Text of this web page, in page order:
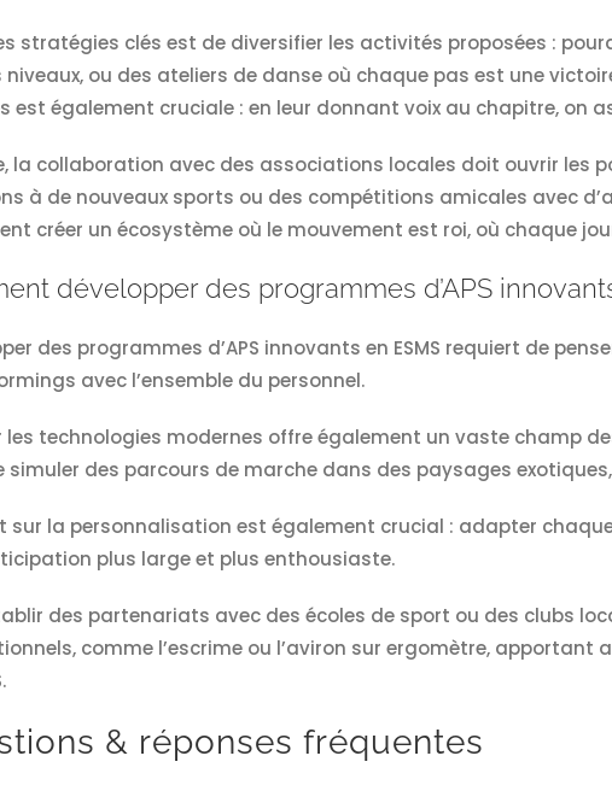
stratégies clés est de diversifier les activités proposées :
niveaux, ou des ateliers de danse où chaque pas est une
est également cruciale : en leur donnant voix au chapitre, on
la collaboration avec des associations locales doit ouvrir les
à de nouveaux sports ou des compétitions amicales avec
créer un écosystème où le mouvement est roi, où chaque
développer des programmes d’APS
des programmes d’APS innovants en ESMS requiert de
avec l’ensemble du personnel.
les technologies modernes offre également un vaste champ
simuler des parcours de marche dans des paysages
sur la personnalisation est également crucial : adapter
plus large et plus enthousiaste.
des partenariats avec des écoles de sport ou des clubs
comme l’escrime ou l’aviron sur ergomètre, apportant
& réponses fréquentes